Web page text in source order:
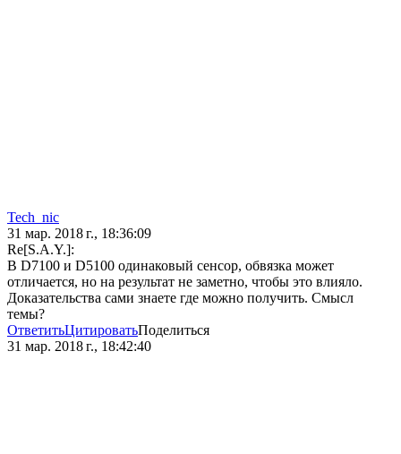
Tech_nic
31 мар. 2018 г., 18:36:09
Re[S.A.Y.]:
В D7100 и D5100 одинаковый сенсор, обвязка может
отличается, но на результат не заметно, чтобы это влияло.
Доказательства сами знаете где можно получить. Смысл
темы?
ОтветитьЦитироватьПоделиться
31 мар. 2018 г., 18:42:40